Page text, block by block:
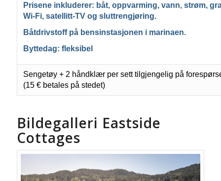
Prisene inkluderer: båt, oppvarming, vann, strøm,
Wi-Fi, satellitt-TV og sluttrengjøring.
Båtdrivstoff på bensinstasjonen i marinaen.
Byttedag: fleksibel
Sengetøy + 2 håndklær per sett tilgjengelig på
(15 € betales på stedet)
Bildegalleri Eastside
Cottages